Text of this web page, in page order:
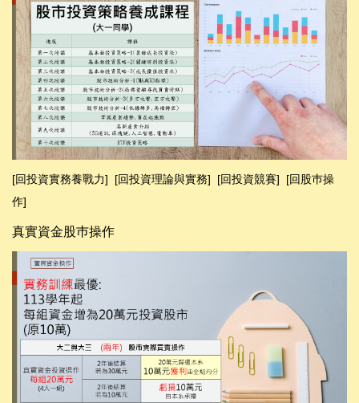
[回投資實務養戰力] [回投資理論與實務] [回投資競賽]
[回股巿操
作]
真實資金股巿操作